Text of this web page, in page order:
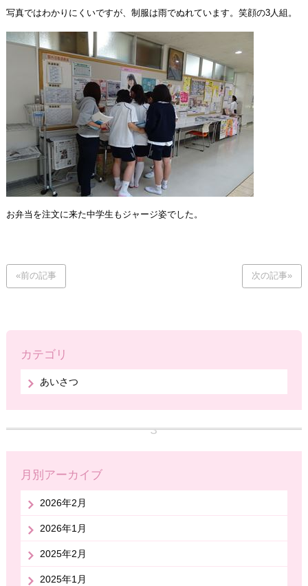
写真ではわかりにくいですが、制服は雨でぬれています。笑顔の3人組。
お弁当を注文に来た中学生もジャージ姿でした。
«前の記事 次の記事»
カテゴリ
あいさつ
月別アーカイブ
2026年2月
2026年1月
2025年2月
2025年1月